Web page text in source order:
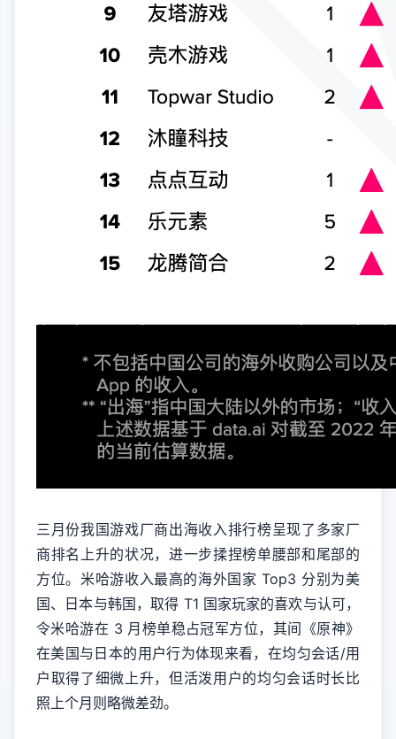
三月份我国游戏厂商出海收入排行榜呈现了多家厂
商排名上升的状况，进一步揉捏榜单腰部和尾部的
方位。米哈游收入最高的海外国家 Top3 分别为美
国、日本与韩国，取得 T1 国家玩家的喜欢与认可，
令米哈游在 3 月榜单稳占冠军方位，其间《原神》
在美国与日本的用户行为体现来看，在均匀会话/用
户取得了细微上升，但活泼用户的均匀会话时长比
照上个月则略微差劲。